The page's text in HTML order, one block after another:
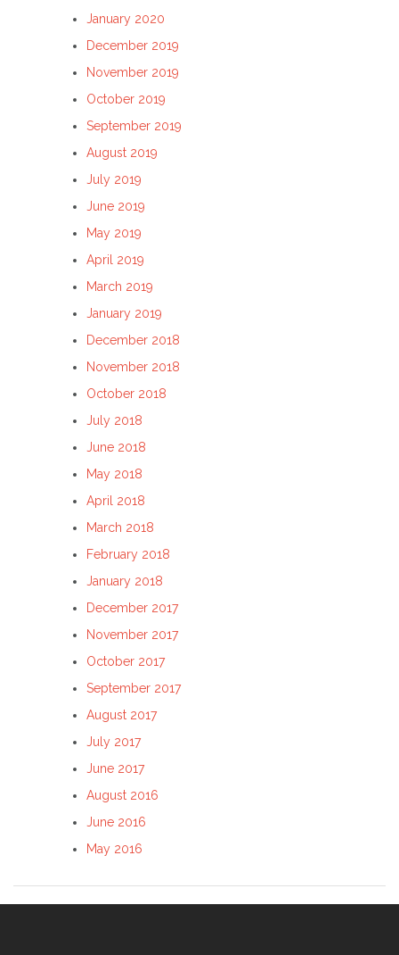
January 2020
December 2019
November 2019
October 2019
September 2019
August 2019
July 2019
June 2019
May 2019
April 2019
March 2019
January 2019
December 2018
November 2018
October 2018
July 2018
June 2018
May 2018
April 2018
March 2018
February 2018
January 2018
December 2017
November 2017
October 2017
September 2017
August 2017
July 2017
June 2017
August 2016
June 2016
May 2016